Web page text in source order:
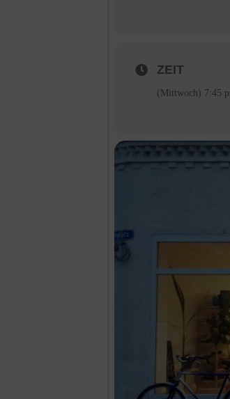
ZEIT
(Mittwoch) 7:45